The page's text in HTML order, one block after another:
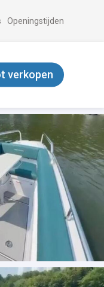
Openingstijden
verkopen